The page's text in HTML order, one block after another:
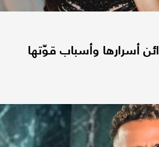
أسرارها وأسباب قوّتها